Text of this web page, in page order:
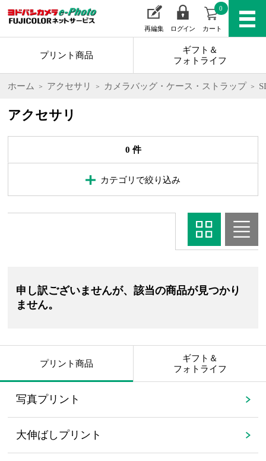
再編集 ログイン カート
0
プリント商品
ギフト＆
フォトライフ
ホーム アクセサリ カメラバッグ・ケース・ストラップ
アクセサリ
0 件
カテゴリで絞り込み
申し訳ございませんが、該当の商品が見つかり
ません。
プリント商品
写真プリント
大伸ばしプリント
ギフト＆
フォトライフ